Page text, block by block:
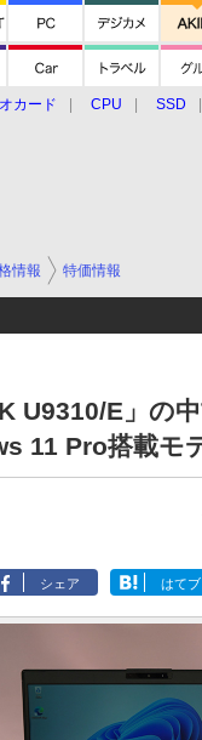
カード CPU SSD
情報 特価情報
U9310/E」の
11 Pro搭載モ
シェア はてブ